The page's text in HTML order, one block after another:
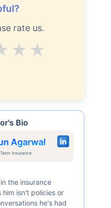
rate us.
Excellent
V.Good
Bio
Agarwal
Insurance
the insurance
isn't policies or
he's had